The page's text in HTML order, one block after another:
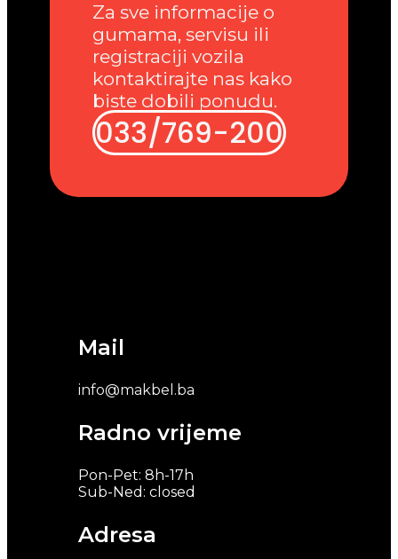
Mail
info@makbel.ba
Radno vrijeme
Pon-Pet: 8h-17h
Sub-Ned: closed
Adresa
Za sve informacije o
gumama, servisu ili
registraciji vozila
kontaktirajte nas kako
biste dobili ponudu.
033/769-200